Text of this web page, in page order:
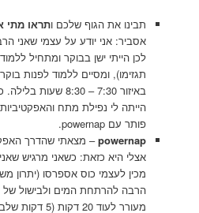
תבינו את הגוף שלכם ותראו מתי
אסביר: אני יודע על עצמי שאני
הייתה לי נפילת מתח
פותר עם powernap.
powernap
אצלי היא כזאת: כשאני מרגיש
מכין לעצמי כוס אספרסו (יתרון
הרבה להרתחת המים ולבישול